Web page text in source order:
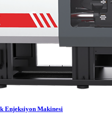
Enjeksiyon Makinesi